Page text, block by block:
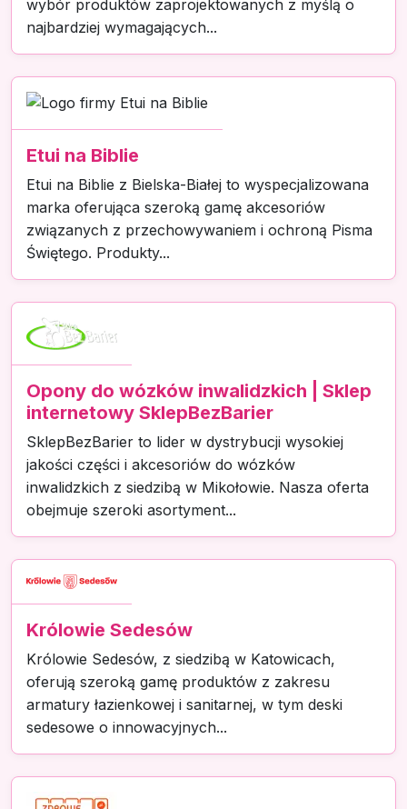
wybór produktów zaprojektowanych z myślą o
najbardziej wymagających...
Etui na Biblie
Etui na Biblie z Bielska-Białej to wyspecjalizowana
marka oferująca szeroką gamę akcesoriów
związanych z przechowywaniem i ochroną Pisma
Świętego. Produkty...
Opony do wózków inwalidzkich | Sklep
internetowy SklepBezBarier
SklepBezBarier to lider w dystrybucji wysokiej
jakości części i akcesoriów do wózków
inwalidzkich z siedzibą w Mikołowie. Nasza oferta
obejmuje szeroki asortyment...
Królowie Sedesów
Królowie Sedesów, z siedzibą w Katowicach,
oferują szeroką gamę produktów z zakresu
armatury łazienkowej i sanitarnej, w tym deski
sedesowe o innowacyjnych...